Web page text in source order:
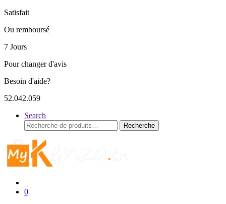
Satisfait
Ou remboursé
7 Jours
Pour changer d'avis
Besoin d'aide?
52.042.059
Search
Recherche
pour :
Recherche
0